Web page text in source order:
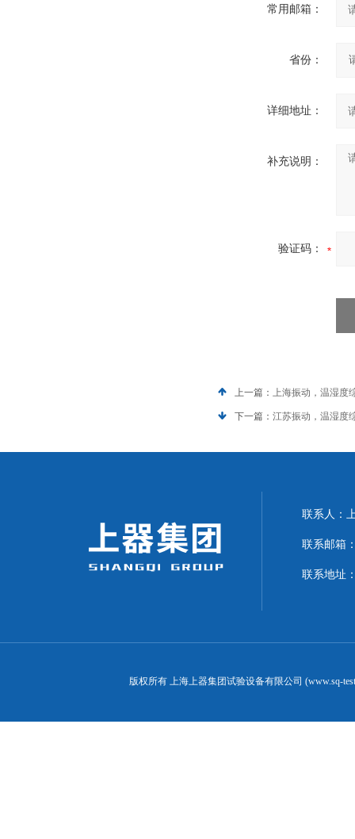
常用邮箱：
省份：
详细地址：
补充说明：
验证码：
上一篇： 上海振动，温湿度
下一篇： 江苏振动，温湿度
联系人：
联系邮箱
联系地址
版权所有 上海上器集团试验设备有限公司 (www.sq-